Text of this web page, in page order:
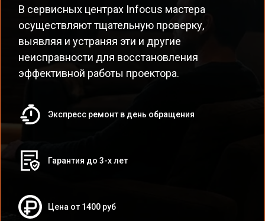
В сервисных центрах Infocus мастера
осуществляют тщательную проверку,
выявляя и устраняя эти и другие
неисправности для восстановления
эффективной работы проектора.
Экспресс ремонт в день обращения
Гарантия до 3-х лет
Цена от 1400 руб